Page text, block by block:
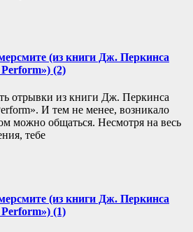
(из книги Дж. Перкинса
(2)
отрывки из книги Дж. Перкинса
И тем не менее, возникало
можно общаться. Несмотря на весь
тебе
(из книги Дж. Перкинса
(1)